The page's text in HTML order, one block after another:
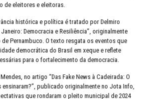
de eleitores e eleitoras.
histórica e política é tratado por Delmiro
Democracia e Resiliência”, originalmente
Pernambuco. O texto resgata os eventos que
democrática do Brasil em xeque e reflete
para o fortalecimento da democracia.
no artigo “Das Fake News à Cadeirada: O
ensinaram?”, publicado originalmente no Jota Info,
que rondaram o pleito municipal de 2024